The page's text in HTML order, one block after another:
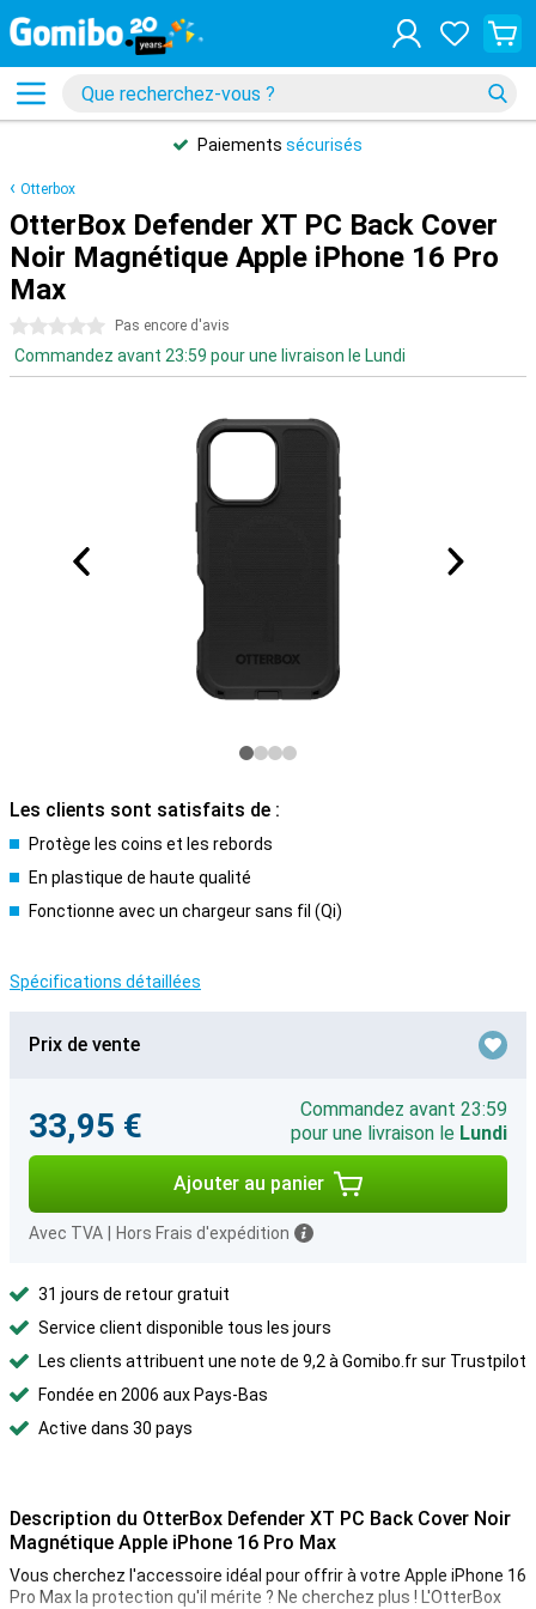
Paiements sécurisés
Otterbox
OtterBox Defender XT PC Back Cover
Noir Magnétique Apple iPhone 16 Pro
Max
0 étoiles Pas encore d'avis
Commandez avant 23:59 pour une livraison le Lundi
Les clients sont satisfaits de :
Protège les coins et les rebords
En plastique de haute qualité
Fonctionne avec un chargeur sans fil (Qi)
Spécifications détaillées
Prix de vente
33,95 €
Commandez avant 23:59
pour une livraison le Lundi
Ajouter au panier
Avec TVA Hors Frais d'expédition
31 jours de retour gratuit
Service client disponible tous les jours
Les clients attribuent une note de 9,2 à Gomibo.fr sur Trustpilot
Fondée en 2006 aux Pays-Bas
Active dans 30 pays
Description du OtterBox Defender XT PC Back Cover Noir
Magnétique Apple iPhone 16 Pro Max
Vous cherchez l'accessoire idéal pour offrir à votre Apple iPhone 16
Pro Max la protection qu'il mérite ? Ne cherchez plus ! L'OtterBox